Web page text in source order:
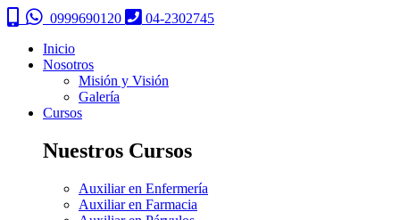
0999690120
04-2302745
Inicio
Nosotros
Misión y Visión
Galería
Cursos
Nuestros Cursos
Auxiliar en Enfermería
Auxiliar en Farmacia